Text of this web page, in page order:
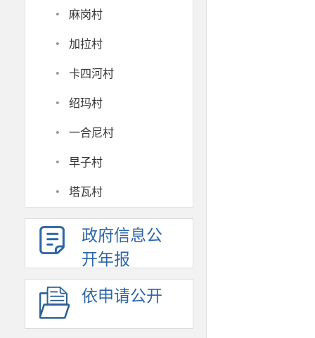
· 麻岗村
· 加拉村
· 卡四河村
· 绍玛村
· 一合尼村
· 早子村
· 塔瓦村
政府信息公
开年报
依申请公开